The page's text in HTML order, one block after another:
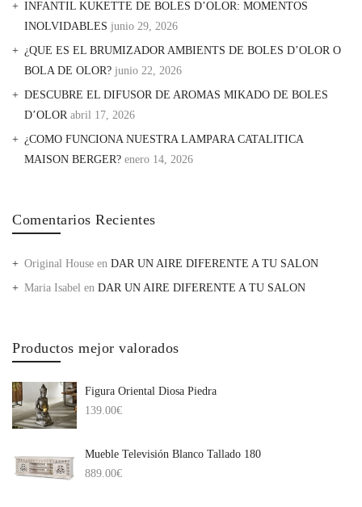
INFANTIL KUKETTE DE BOLES D’OLOR: MOMENTOS
INOLVIDABLES junio 29, 2026
¿QUE ES EL BRUMIZADOR AMBIENTS DE BOLES D’OLOR O
BOLA DE OLOR? junio 22, 2026
DESCUBRE EL DIFUSOR DE AROMAS MIKADO DE BOLES
D’OLOR abril 17, 2026
¿COMO FUNCIONA NUESTRA LAMPARA CATALITICA
MAISON BERGER? enero 14, 2026
Comentarios Recientes
Original House en DAR UN AIRE DIFERENTE A TU SALON
Maria Isabel en DAR UN AIRE DIFERENTE A TU SALON
Productos mejor valorados
Figura Oriental Diosa Piedra
139.00€
Mueble Televisión Blanco Tallado 180
889.00€